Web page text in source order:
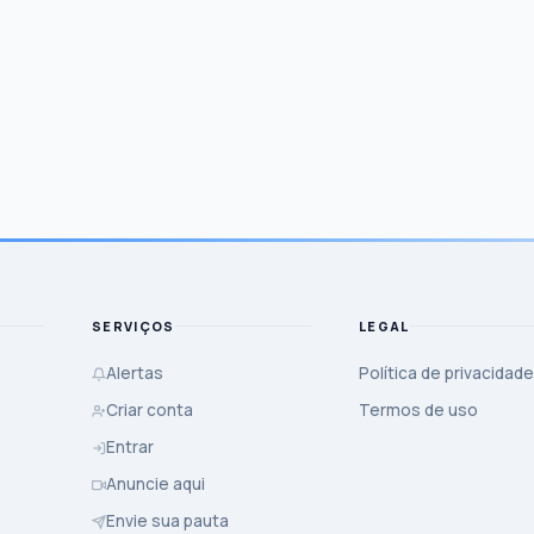
SERVIÇOS
Alertas
Criar conta
Entrar
Anuncie aqui
Envie sua pauta
LEGAL
Política de privacidade
Termos de uso